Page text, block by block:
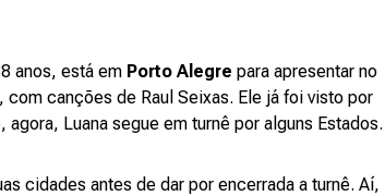
anos, está em Porto Alegre para apresentar no
, com canções de Raul Seixas. Ele já foi visto por
Luana segue em turnê por alguns Estados.
cidades antes de dar por encerrada a turnê. Aí,